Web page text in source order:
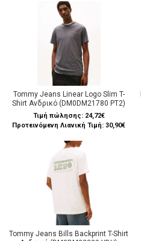
Tommy Jeans Linear Logo Slim T-
Shirt Ανδρικό (DM0DM21780 PT2)
Τιμή πώλησης: 24,72€
Προτεινόμενη Λιανική Τιμή: 30,90€
Tommy Jeans Bills Backprint T-Shirt